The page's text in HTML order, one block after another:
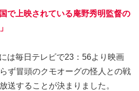
で上映されている庵野秀明監督の
は毎日テレビで23：56より映画
ず冒頭のクモオーグの怪人との戦
送することが決まりました。